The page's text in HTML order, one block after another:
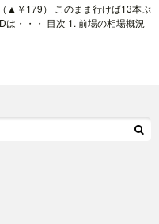
▲￥179） このまま行けば13本ぶ
は・・・ 目次 1. 前場の相場概況